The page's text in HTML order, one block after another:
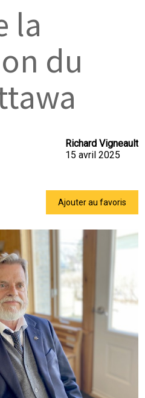
la
du
Richard Vigneault
15 avril 2025
Ajouter au favoris